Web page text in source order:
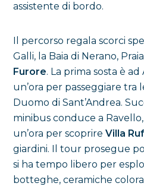
assistente di bordo.
Il percorso regala scorci
Galli, la Baia di Nerano,
Furore. La prima sosta è
un’ora per passeggiare tra
Duomo di Sant’Andrea.
minibus conduce a
un’ora per scoprire Villa
giardini. Il tour prosegue
si ha tempo libero per
botteghe, ceramiche